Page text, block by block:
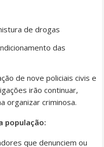
de drogas
das
de nove policiais civis e
irão continuar,
organizar criminosa.
população:
que denunciem ou